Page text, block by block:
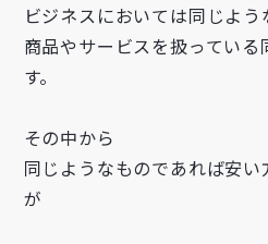
ビジネスにおいては同じよう
商品やサービスを扱ってい
す。
その中から
同じようなものであれば安
が